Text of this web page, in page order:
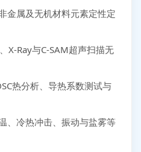
金属及无机材料元素定性定
X-Ray与C-SAM超声扫描无
热分析、导热系数测试与
、冷热冲击、振动与盐雾等